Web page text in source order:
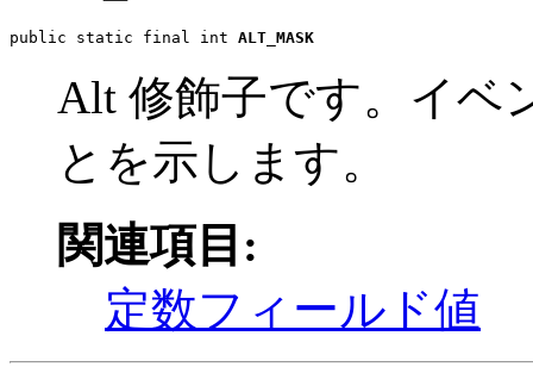
public static final int ALT_MASK
Alt 修飾子です。イベ
とを示します。
関連項目:
定数フィールド値